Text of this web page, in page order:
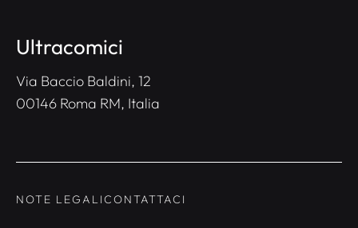
Ultracomici
Via Baccio Baldini, 12
00146 Roma RM, Italia
NOTE LEGALICONTATTACI